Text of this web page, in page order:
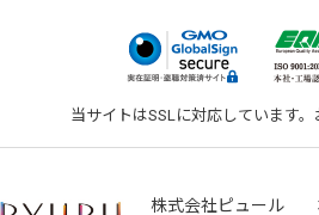
当サイトはSSLに対応しています
株式会社ピュール